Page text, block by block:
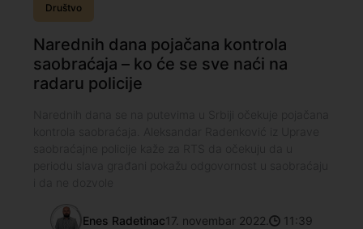
Društvo
Narednih dana pojačana kontrola
saobraćaja – ko će se sve naći na
radaru policije
Enes Radetinac17. novembar 2022.
11:39